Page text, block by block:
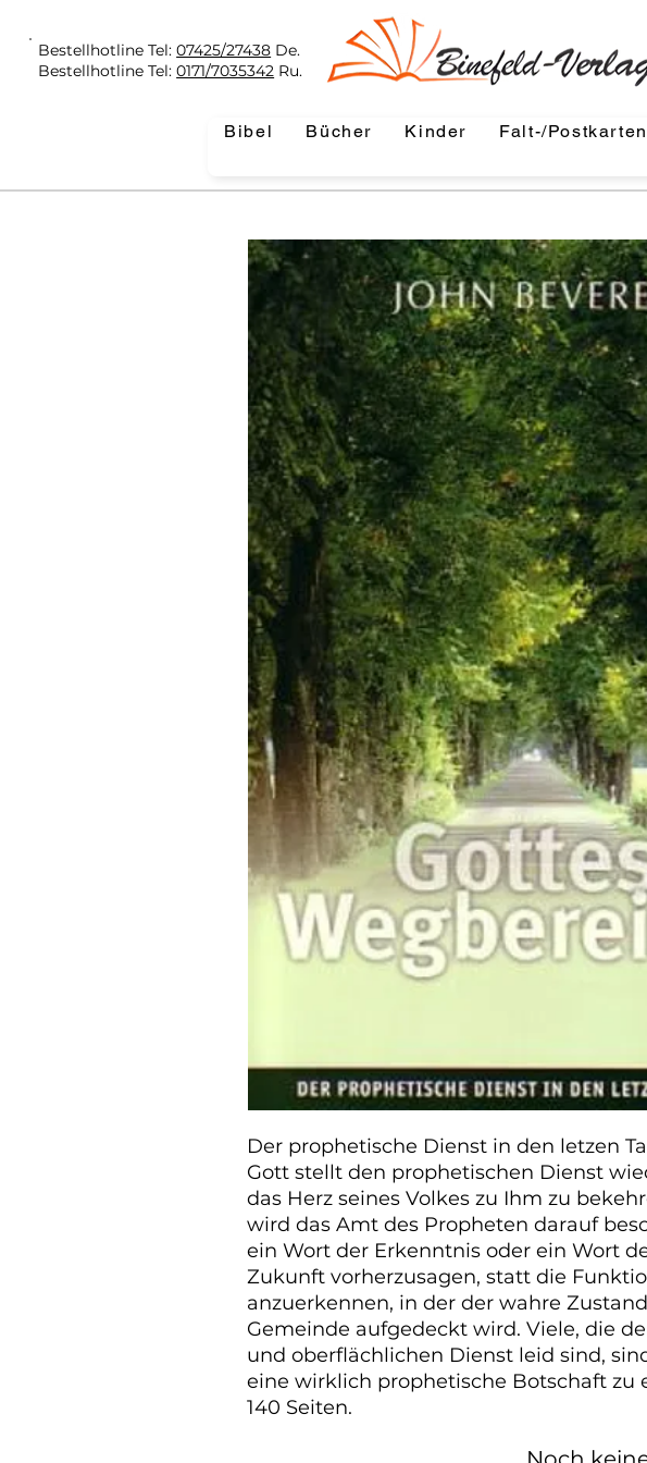
Bestellhotline Tel:07425/27438 De.
Bestellhotline Tel:0171/7035342 Ru.
Bibel Bücher Kinder Falt-/Postkarten
Der prophetische Dienst in den letzen
Gott stellt den prophetischen Dienst
das Herz seines Volkes zu Ihm zu
wird das Amt des Propheten darauf
ein Wort der Erkenntnis oder ein Wort
Zukunft vorherzusagen, statt die
anzuerkennen, in der der wahre
Gemeinde aufgedeckt wird. Viele, die
und oberflächlichen Dienst leid sind,
eine wirklich prophetische Botschaft zu
140 Seiten.